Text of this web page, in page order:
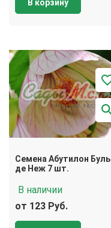
В корзину
Семена Абутилон Буль
де Неж 7 шт.
В наличии
от 123 Руб.